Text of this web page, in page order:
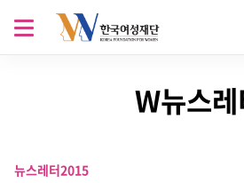
Skip to content
메뉴 열기
W뉴스
뉴스레터2015